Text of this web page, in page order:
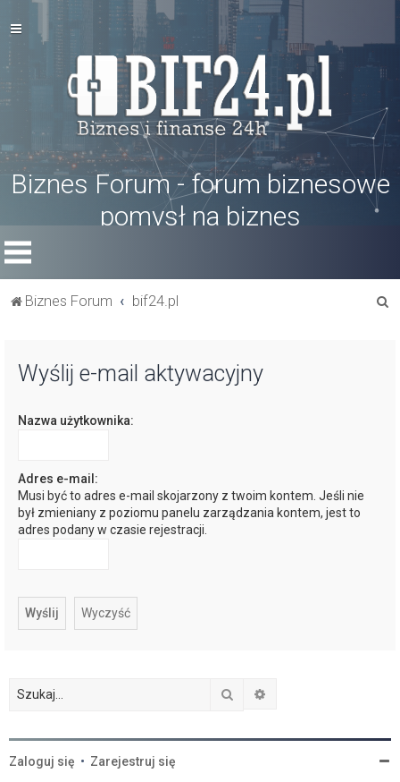
Biznes Forum - forum biznesowe
pomysł na biznes
Biznes Forum bif24.pl
Wyślij e-mail aktywacyjny
Nazwa użytkownika:
Adres e-mail:
Musi być to adres e-mail skojarzony z twoim kontem. Jeśli nie
był zmieniany z poziomu panelu zarządzania kontem, jest to
adres podany w czasie rejestracji.
Szukaj
Zaloguj się • Zarejestruj się